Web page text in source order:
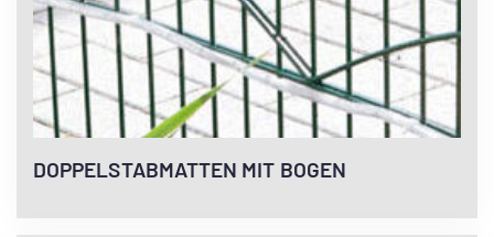
DOPPELSTABMATTEN MIT BOGEN